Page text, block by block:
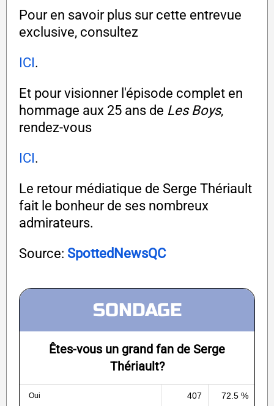
Pour en savoir plus sur cette entrevue
exclusive, consultez
ICI.
Et pour visionner l'épisode complet en
hommage aux 25 ans de Les Boys,
rendez-vous
ICI.
Le retour médiatique de Serge Thériault
fait le bonheur de ses nombreux
admirateurs.
Source: SpottedNewsQC
SONDAGE
Êtes-vous un grand fan de Serge
Thériault?
Oui 407 72.5 %